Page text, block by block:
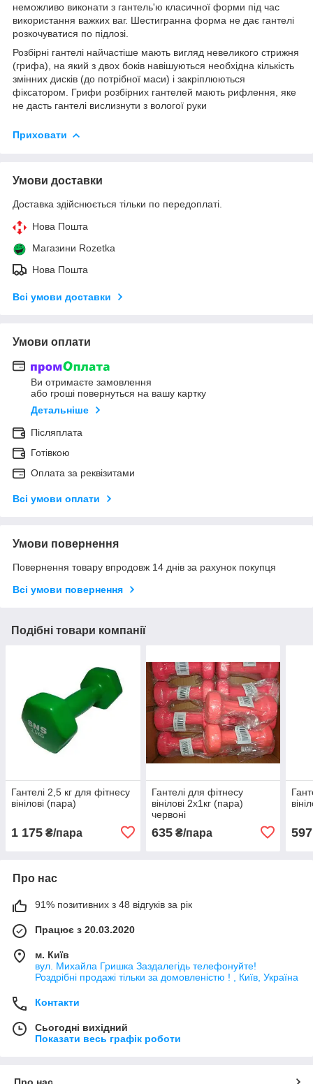
неможливо виконати з гантель'ю класичної форми під час
використання важких ваг. Шестигранна форма не дає гантелі
розкочуватися по підлозі.
Розбірні гантелі найчастіше мають вигляд невеликого стрижня
(грифа), на який з двох боків навішуються необхідна кількість
змінних дисків (до потрібної маси) і закріплюються
фіксатором. Грифи розбірних гантелей мають рифлення, яке
не дасть гантелі вислизнути з вологої руки
Приховати
Умови доставки
Доставка здійснюється тільки по передоплаті.
Нова Пошта
Магазини Rozetka
Нова Пошта
Всі умови доставки
Умови оплати
Ви отримаєте замовлення
або гроші повернуться на вашу картку
Детальніше
Післяплата
Готівкою
Оплата за реквізитами
Всі умови оплати
Умови повернення
Повернення товару впродовж 14 днів за рахунок покупця
Всі умови повернення
Подібні товари компанії
Гантелі 2,5 кг для фітнесу
вінілові (пара)
1 175 ₴/пара
Гантелі для фітнесу
вінілові 2х1кг (пара)
червоні
635₴/пара 597
Про нас
91% позитивних з 48 відгуків за рік
Працює з 20.03.2020
м. Київ
вул. Михайла Гришка Заздалегiдь телефонуйте!
Роздрібні продажі тiльки за домовленістю ! , Київ, Україна
Контакти
Сьогодні вихідний
Показати весь графік роботи